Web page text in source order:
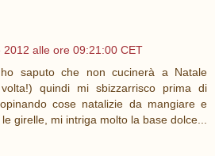
2012 alle ore 09:21:00 CET
saputo che non cucinerà a Natale
quindi mi sbizzarrisco prima di
cose natalizie da mangiare e
girelle, mi intriga molto la base dolce...